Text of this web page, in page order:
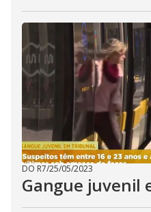
DO R7/25/05/2023
Gangue juvenil